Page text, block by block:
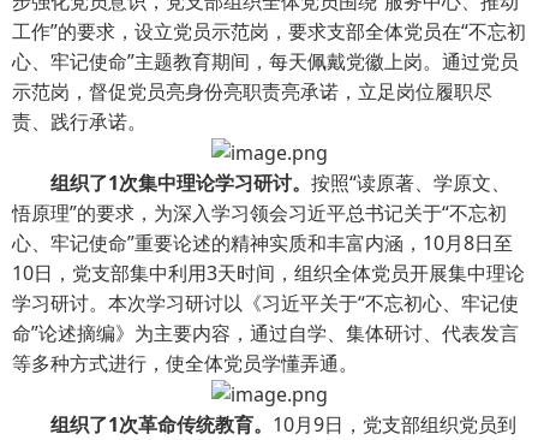
工作”的要求，设立党员示范岗，要求支部全体党员在“不忘初
心、牢记使命”主题教育期间，每天佩戴党徽上岗。通过党员
示范岗，督促党员亮身份亮职责亮承诺，立足岗位履职尽
责、践行承诺。
组织了1次集中理论学习研讨。 按照“读原著、学原文、
悟原理”的要求，为深入学习领会习近平总书记关于“不忘初
心、牢记使命”重要论述的精神实质和丰富内涵，10月8日至
10日，党支部集中利用3天时间，组织全体党员开展集中理论
学习研讨。本次学习研讨以《习近平关于“不忘初心、牢记使
命”论述摘编》为主要内容，通过自学、集体研讨、代表发言
等多种方式进行，使全体党员学懂弄通。
组织了1次革命传统教育。 10月9日，党支部组织党员到